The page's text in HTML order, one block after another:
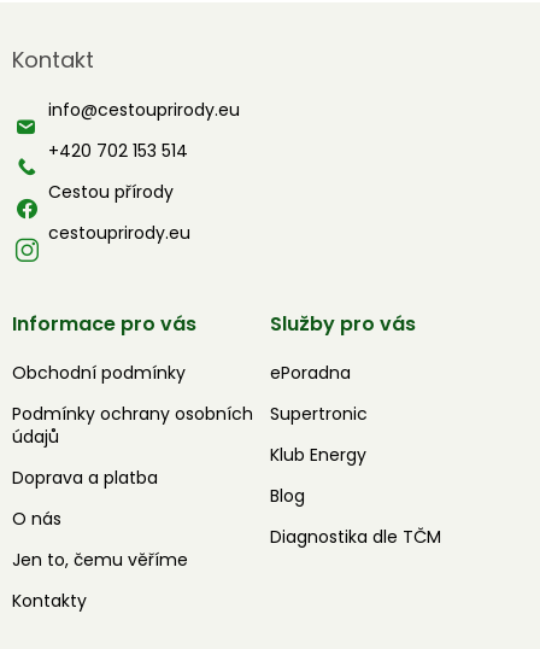
p
t
Kontakt
info@cestouprirody.eu
+420 702 153 514
Cestou přírody
cestouprirody.eu
Informace pro vás
Obchodní podmínky
Podmínky ochrany osobních
údajů
Doprava a platba
O nás
Jen to, čemu věříme
Kontakty
Služby pro vás
ePoradna
Supertronic
Klub Energy
Blog
Diagnostika dle TČM